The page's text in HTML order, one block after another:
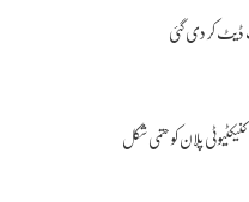
کر دی گئی
پلان کو حتمی شکل